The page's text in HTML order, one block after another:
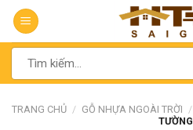
Chuyển
đến
nộiTìm
kiếm:
TRANG CHỦ / GỖ NHỰA NGOÀI TRỜI /
TƯỜNG